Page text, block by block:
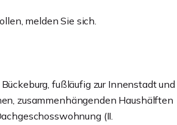
melden Sie sich.
fußläufig zur Innenstadt und
zusammenhängenden Haushälften
(II.